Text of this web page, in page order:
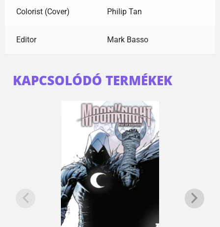
Colorist (Cover) Philip Tan
Editor Mark Basso
KAPCSOLÓDÓ TERMÉKEK